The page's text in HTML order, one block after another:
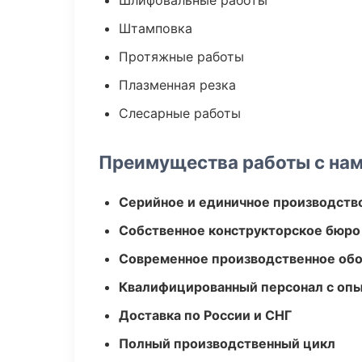
Штамповка
Протяжные работы
Плазменная резка
Слесарные работы
Преимущества работы с
Серийное и единичное
Собственное конструкторское бюро
Современное производственное
Квалифицированный персонал с
Доставка по России и СНГ
Полный производственный цикл